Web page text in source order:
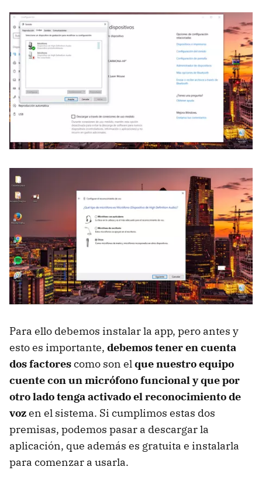
Para ello debemos instalar la app, pero antes y
esto es importante, debemos tener en cuenta
dos factorescomo son elque nuestro equipo
cuente con un micrófono funcional y que por
otro lado tenga activado el reconocimiento de
vozen el sistema. Si cumplimos estas dos
premisas, podemos pasar a descargar la
aplicación, que además es gratuita e instalarla
para comenzar a usarla.